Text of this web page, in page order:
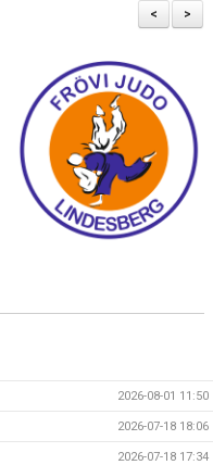
>
<
2026-08-01 11:50
2026-07-18 18:06
2026-07-18 17:34